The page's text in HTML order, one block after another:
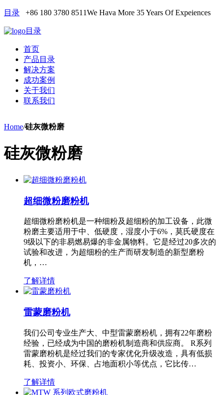
目录 +86 180 3780 8511We Hava More 35 Years Of Expeiences
目录
首页
产品目录
解决方案
成功案例
关于我们
联系我们
Home/硅灰微粉磨
硅灰微粉磨
超细微粉磨粉机
超细微粉磨粉机是一种细粉及超细粉的加工设备，此微
粉磨主要适用于中、低硬度，湿度小于6%，莫氏硬度在
9级以下的非易燃易爆的非金属物料。它是经过20多次的
试验和改进，为超细粉的生产而研发制造的新型磨粉
机，…
了解详情
雷蒙磨粉机
我们公司专业生产大、中型雷蒙磨粉机，拥有22年磨粉
经验，已经成为中国的磨粉机制造商和供应商。 R系列
雷蒙磨粉机是经过我们的专家优化升级改造，具有低损
耗、投资小、环保、占地面积小等优点，它比传…
了解详情